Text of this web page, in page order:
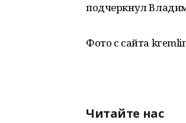
подчеркнул
Фото с сайта
Читайте нас